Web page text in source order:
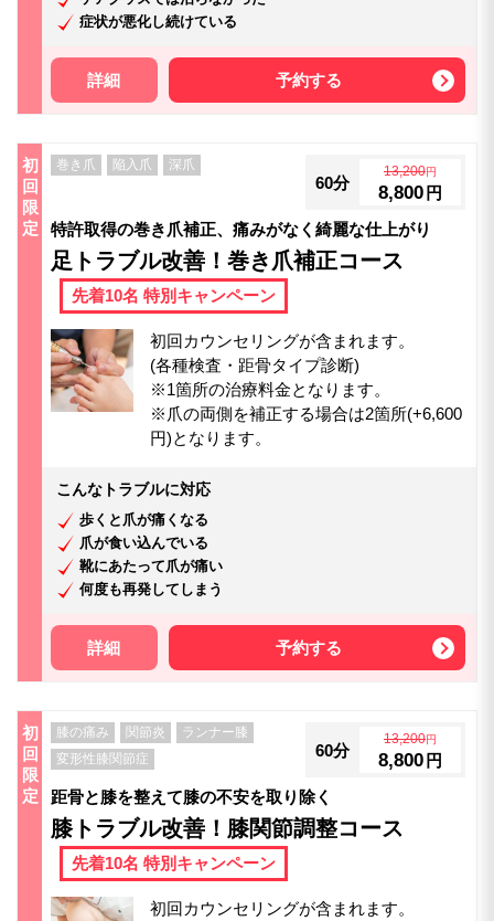
症状が悪化し続けている
詳細 予約する
初
回
限
定
巻き爪 陥入爪 深爪
60分
13,200円
8,800 円
特許取得の巻き爪補正、痛みがなく綺麗な仕上がり
足トラブル改善！巻き爪補正コース
先着10名 特別キャンペーン
初回カウンセリングが含まれます。
(各種検査・距骨タイプ診断)
※1箇所の治療料金となります。
※爪の両側を補正する場合は2箇所(+6,600
円)となります。
こんなトラブルに対応
歩くと爪が痛くなる
爪が食い込んでいる
靴にあたって爪が痛い
何度も再発してしまう
詳細 予約する
初
回
限
定
膝の痛み 関節炎
ランナー膝
変形性膝関節症
60分
13,200円
8,800 円
距骨と膝を整えて膝の不安を取り除く
膝トラブル改善！膝関節調整コース
先着10名 特別キャンペーン
初回カウンセリングが含まれます。